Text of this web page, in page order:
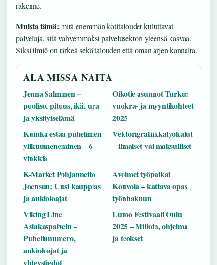
rakenne.
Muista tämä: mitä enemmän kotitaloudet kuluttavat
palveluja, sitä vahvemmaksi palvelusektori yleensä kasvaa.
Siksi ilmiö on tärkeä sekä talouden että oman arjen kannalta.
ALA MISSA NAITA
Jenna Salminen –
puoliso, pituus, ikä, ura
ja yksityiselämä
Oikotie asunnot Turku:
vuokra- ja myyntikohteet
2025
Kuinka estää puhelimen
ylikuumeneminen – 6
vinkkiä
Vektorigrafiikkatyökalut
– ilmaiset vai maksulliset
K-Market Pohjanneito
Joensuu: Uusi kauppias
ja aukioloajat
Avoimet työpaikat
Kouvola – kattava opas
työnhakuun
Viking Line
Asiakaspalvelu –
Puhelinnumero,
aukioloajat ja
yhteystiedot
Lumo Festivaali Oulu
2025 – Milloin, ohjelma
ja teokset